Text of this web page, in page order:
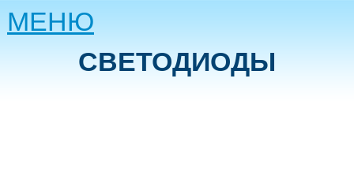
МЕНЮ
СВЕТОДИОДЫ